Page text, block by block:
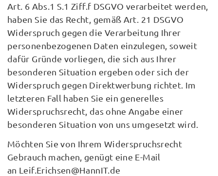
Art. 6 Abs.1 S.1 Ziff.f DSGVO verarbeitet werden,
haben Sie das Recht, gemäß Art. 21 DSGVO
Widerspruch gegen die Verarbeitung Ihrer
personenbezogenen Daten einzulegen, soweit
dafür Gründe vorliegen, die sich aus Ihrer
besonderen Situation ergeben oder sich der
Widerspruch gegen Direktwerbung richtet. Im
letzteren Fall haben Sie ein generelles
Widerspruchsrecht, das ohne Angabe einer
besonderen Situation von uns umgesetzt wird.
Möchten Sie von Ihrem Widerspruchsrecht
Gebrauch machen, genügt eine E-Mail
an Leif.Erichsen@HannIT.de